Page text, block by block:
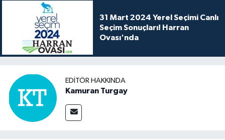
31 Mart 2024 Yerel Seçimi Canlı
Seçim Sonuçları! Harran
Ovası'nda
EDITÖR HAKKINDA
Kamuran Turgay